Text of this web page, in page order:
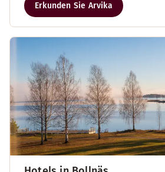
Erkunden Sie Arvika